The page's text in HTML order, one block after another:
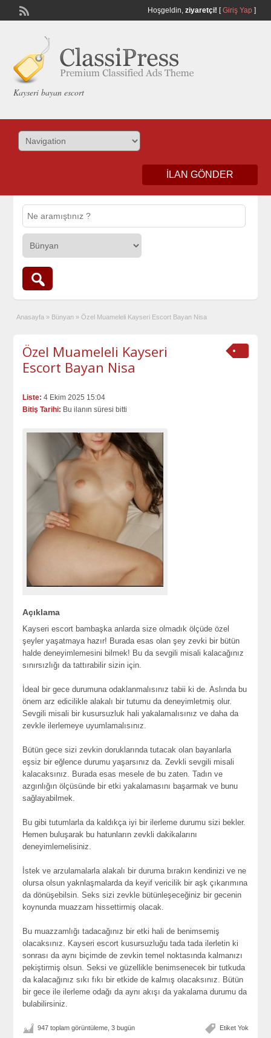
Hoşgeldin, ziyaretçi! [Giriş Yap]
Kayseri bayan escort
İLAN GÖNDER
Anasayfa » Bünyan » Özel Muameleli Kayseri Escort Bayan Nisa
Özel Muameleli Kayseri
Escort Bayan Nisa
Liste: 4 Ekim 2025 15:04
Bitiş Tarihi: Bu ilanın süresi bitti
Açıklama
Kayseri escort bambaşka anlarda size olmadık ölçüde özel
şeyler yaşatmaya hazır! Burada esas olan şey zevki bir bütün
halde deneyimlemesini bilmek! Bu da sevgili misali kalacağınız
sınırsızlığı da tattırabilir sizin için.
İdeal bir gece durumuna odaklanmalısınız tabii ki de. Aslında bu
önem arz edicilikle alakalı bir tutumu da deneyimletmiş olur.
Sevgili misali bir kusursuzluk hali yakalamalısınız ve daha da
zevkle ilerlemeye uyumlamalısınız.
Bütün gece sizi zevkin doruklarında tutacak olan bayanlarla
eşsiz bir eğlence durumu yaşarsınız da. Zevkli sevgili misali
kalacaksınız. Burada esas mesele de bu zaten. Tadın ve
azgınlığın ölçüsünde bir etki yakalamasını başarmak ve bunu
sağlayabilmek.
Bu gibi tutumlarla da kaldıkça iyi bir ilerleme durumu sizi bekler.
Hemen buluşarak bu hatunların zevkli dakikalarını
deneyimlemelisiniz.
İstek ve arzulamalarla alakalı bir duruma bırakın kendinizi ve ne
olursa olsun yaknlaşmalarda da keyif vericilik bir aşk çıkarımına
da dönüşebilsin. Seks sizi zevkle bütünleşeceğiniz bir gecenin
koynunda muazzam hissettirmiş olacak.
Bu muazzamlığı tadacağınız bir etki hali de benimsemiş
olacaksınız. Kayseri escort kusursuzluğu tada tada ilerletin ki
sonrası da aynı biçimde de zevkin temel noktasında kalmanızı
pekiştirmiş olsun. Seksi ve güzellikle benimsenecek bir tutkuda
da kalacağınız sıkı fıkı bir etkide de kalmış olacaksınız. Bütün
bir gece ile ilerleme odağı da aynı akışı da yakalama durumu da
bulabilirsiniz.
Etiket Yok
947 toplam görüntüleme, 3 bugün